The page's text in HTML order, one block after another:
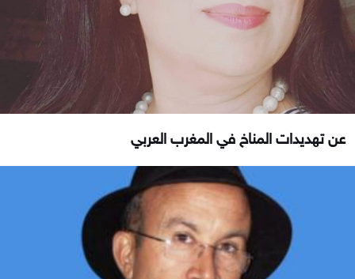
عن تهديدات المناخ في المغرب العربي